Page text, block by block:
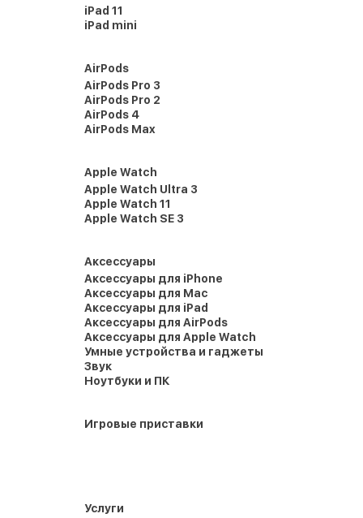
iPad 11
iPad mini
AirPods
AirPods Pro 3
AirPods Pro 2
AirPods 4
AirPods Max
Apple Watch
Apple Watch Ultra 3
Apple Watch 11
Apple Watch SE 3
Аксессуары
Аксессуары для iPhone
Аксессуары для Mac
Аксессуары для iPad
Аксессуары для AirPods
Аксессуары для Apple Watch
Умные устройства и гаджеты
Звук
Ноутбуки и ПК
Игровые приставки
Услуги